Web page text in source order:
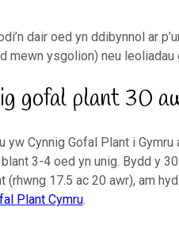
dair oed yn ddibynnol ar
mewn ysgolion) neu
gofal plant 30
yw Cynnig Gofal Plant i
3-4 oed yn unig. Bydd y
(rhwng 17.5 ac 20 awr), am
Plant Cymru.